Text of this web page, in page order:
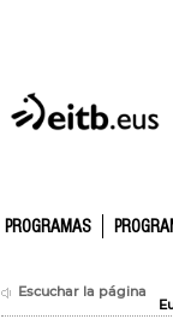
PROGRAMAS
Escuchar la página